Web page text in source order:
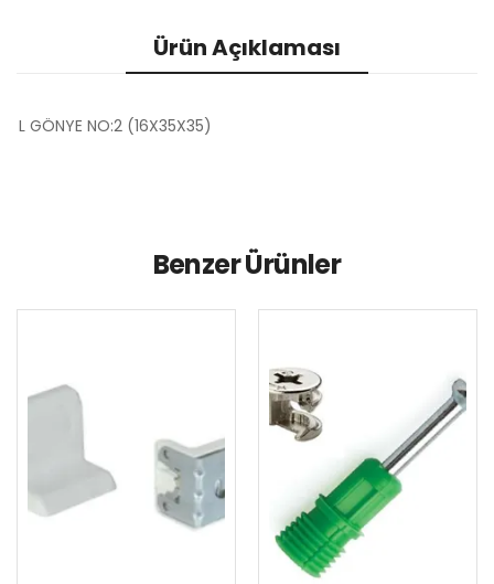
Ürün Açıklaması
L GÖNYE NO:2 (16X35X35)
Benzer Ürünler